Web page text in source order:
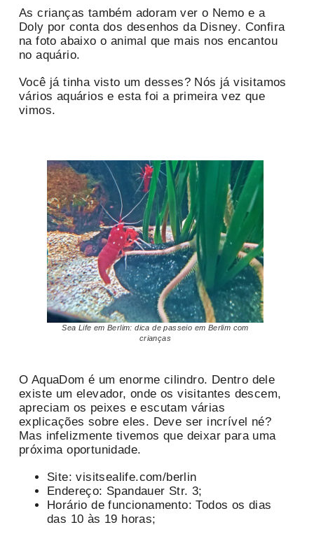
As crianças também adoram ver o Nemo e a
Doly por conta dos desenhos da Disney. Confira
na foto abaixo o animal que mais nos encantou
no aquário.
Você já tinha visto um desses? Nós já visitamos
vários aquários e esta foi a primeira vez que
vimos.
Sea Life em Berlim: dica de passeio em Berlim com
crianças
O AquaDom é um enorme cilindro. Dentro dele
existe um elevador, onde os visitantes descem,
apreciam os peixes e escutam várias
explicações sobre eles. Deve ser incrível né?
Mas infelizmente tivemos que deixar para uma
próxima oportunidade.
Site: visitsealife.com/berlin
Endereço: Spandauer Str. 3;
Horário de funcionamento: Todos os dias
das 10 às 19 horas;